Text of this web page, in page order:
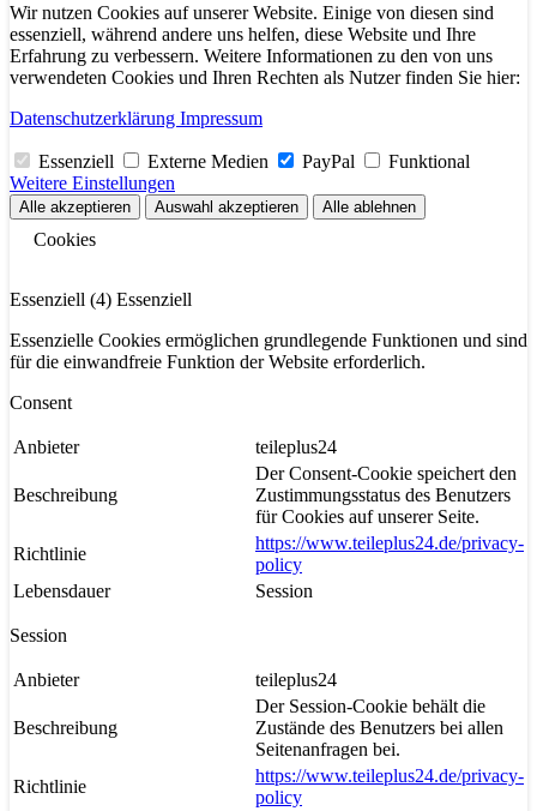
Wir nutzen Cookies auf unserer Website. Einige von diesen sind
essenziell, während andere uns helfen, diese Website und Ihre
Erfahrung zu verbessern. Weitere Informationen zu den von uns
verwendeten Cookies und Ihren Rechten als Nutzer finden Sie hier:
Daten­schutz­erklärung Impressum
Essenziell Externe Medien PayPal
Funktional
Weitere Einstellungen
Alle akzeptieren Auswahl akzeptieren Alle ablehnen
Cookies
Essenziell (4) Essenziell
Essenzielle Cookies ermöglichen grundlegende Funktionen und sind
für die einwandfreie Funktion der Website erforderlich.
Consent
Anbieter teileplus24
Beschreibung
Der Consent-Cookie speichert den
Zustimmungsstatus des Benutzers
für Cookies auf unserer Seite.
Richtlinie
https://www.teileplus24.de/privacy-
policy
Lebensdauer
Session
Session
Anbieter teileplus24
Beschreibung
Der Session-Cookie behält die
Zustände des Benutzers bei allen
Seitenanfragen bei.
Richtlinie
https://www.teileplus24.de/privacy-
policy